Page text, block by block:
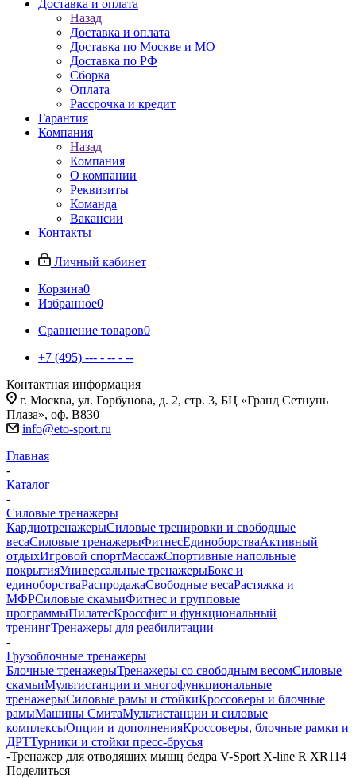
Доставка и оплата
Назад
Доставка и оплата
Доставка по Москве и МО
Доставка по РФ
Сборка
Оплата
Рассрочка и кредит
Гарантия
Компания
Назад
Компания
О компании
Реквизиты
Команда
Вакансии
Контакты
Личный кабинет
Корзина0
Избранное0
Сравнение товаров0
+7 (495) --- - -- - --
Контактная информация
г. Москва, ул. Горбунова, д. 2, стр. 3, БЦ «Гранд Сетнунь
Плаза», оф. В830
info@eto-sport.ru
Главная
-
Каталог
-
Силовые тренажеры
КардиотренажерыСиловые тренировки и свободные
весаСиловые тренажерыФитнесЕдиноборстваАктивный
отдыхИгровой спортМассажСпортивные напольные
покрытияУниверсальные тренажерыБокс и
единоборстваРаспродажаСвободные весаРастяжка и
МФРСиловые скамьиФитнес и групповые
программыПилатесКроссфит и функциональный
тренингТренажеры для реабилитации
-
Грузоблочные тренажеры
Блочные тренажерыТренажеры со свободным весомСиловые
скамьиМультистанции и многофункциональные
тренажерыСиловые рамы и стойкиКроссоверы и блочные
рамыМашины СмитаМультистанции и силовые
комплексыОпции и дополненияКроссоверы, блочные рамки и
ДРТТурники и стойки пресс-брусья
-Тренажер для отводящих мышц бедра V-Sport X-line R XR114
Поделиться